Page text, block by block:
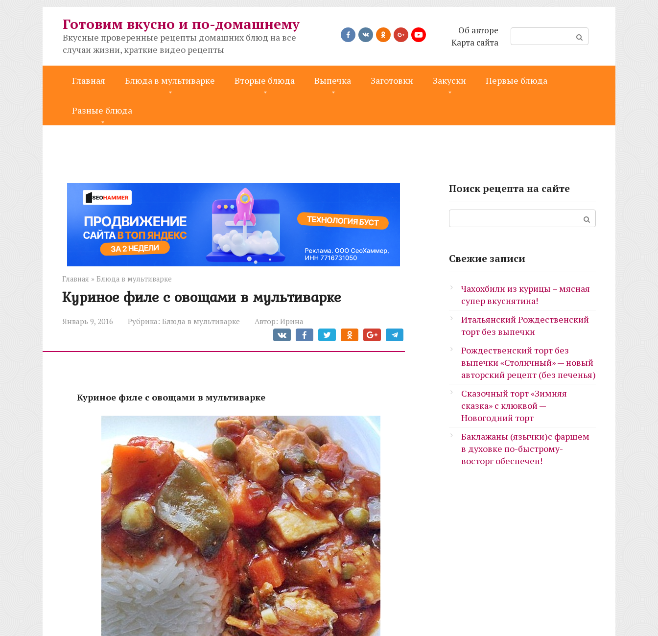
Готовим вкусно и по-домашнему
Вкусные проверенные рецепты домашних блюд на все
случаи жизни, краткие видео рецепты
Об авторе
Карта сайта
о
к
Главная Блюда в мультиварке Вторые блюда Выпечка Заготовки Закуски Первые блюда
Разные блюда
Главная » Блюда в мультиварке
Куриное филе с овощами в мультиварке
Январь 9, 2016 Рубрика: Блюда в мультиварке Автор: Ирина
Куриное филе с овощами в мультиварке
Поиск рецепта на сайте
Свежие записи
Чахохбили из курицы – мясная
супер вкуснятина!
Итальянский Рождественский
торт без выпечки
Рождественский торт без
выпечки «Столичный» — новый
авторский рецепт (без печенья)
Сказочный торт «Зимняя
сказка» с клюквой —
Новогодний торт
Баклажаны (язычки)с фаршем
в духовке по-быстрому-
восторг обеспечен!